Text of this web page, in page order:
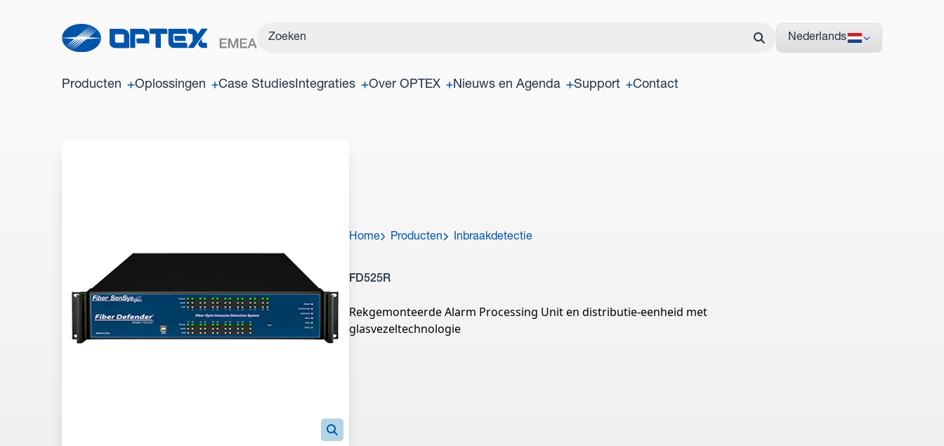
Nederlands
Producten Oplossingen Case StudiesIntegraties Over OPTEX Nieuws en Agenda Support Contact
Home Producten Inbraakdetectie
FD525R
Rekgemonteerde Alarm Processing Unit en distributie-eenheid met
glasvezeltechnologie